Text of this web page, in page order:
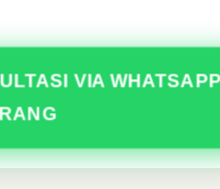
VIA WHATSAPP